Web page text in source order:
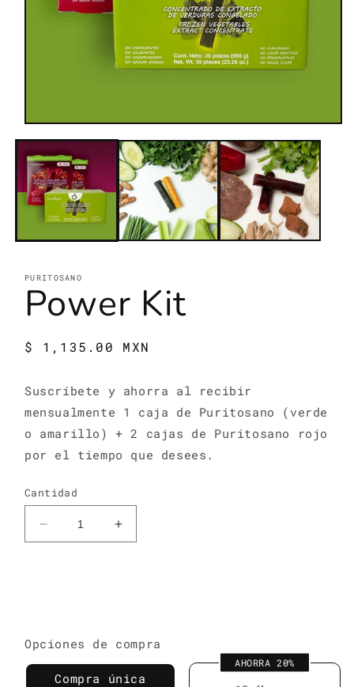
Abrir
elemento
multimedia
1
en
una
ventana
PURITOSANO
Power Kit
Precio
$ 1,135.00 MXN
Suscríbete y ahorra al recibir
mensualmente 1 caja de Puritosano (verde
o amarillo) + 2 cajas de Puritosano rojo
por el tiempo que desees.
Cantidad
Reducir
cantidad
Aumentar
cantidad
Opciones de compra
Compra única
AHORRA 20%